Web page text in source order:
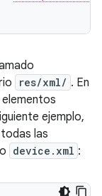
res/xml/ . En
ejemplo,
las
device.xml :